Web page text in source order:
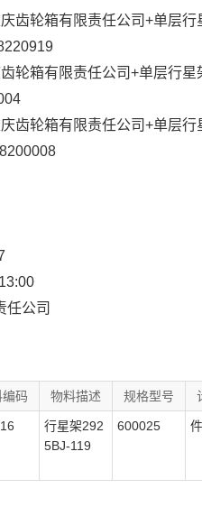
齿轮箱有限责任公司+单层
轮箱有限责任公司+单层行星
齿轮箱有限责任公司+单层行
任公司
码 物料描述 规格型号
行星架292
5BJ-119
600025 件